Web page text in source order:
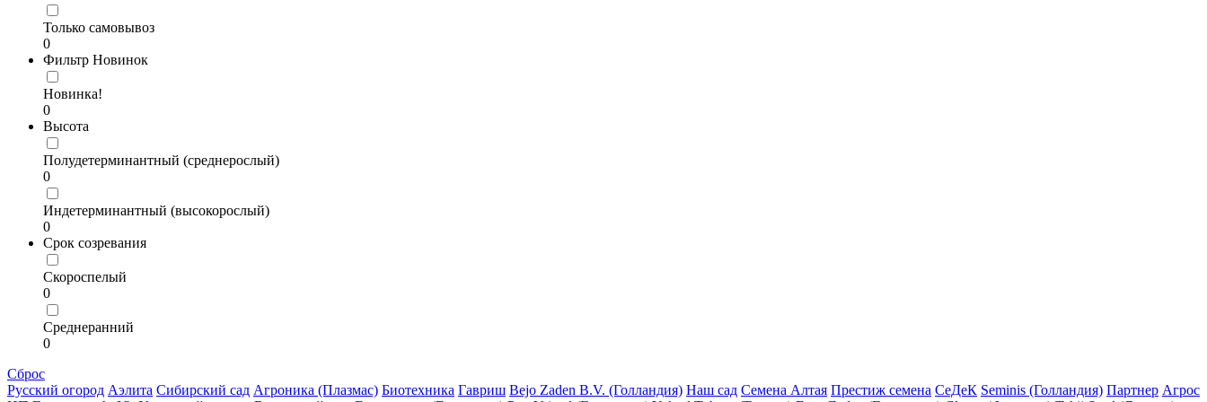
Только самовывоз
0
Фильтр Новинок
Новинка!
0
Высота
Полудетерминантный (среднерослый)
0
Индетерминантный (высокорослый)
0
Срок созревания
Скороспелый
0
Среднеранний
0
Сброс
Русский огород Аэлита Сибирский сад Агроника (Плазмас) Биотехника Гавриш Bejo Zaden B.V. (Голландия) Наш сад Семена Алтая Престиж семена СеДеК Seminis (Голландия) Партнер Агрос